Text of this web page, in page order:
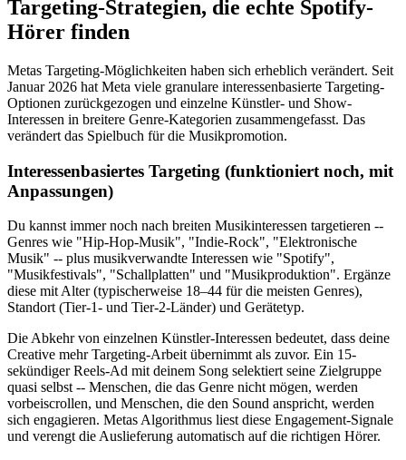
Targeting-Strategien, die echte Spotify-
Hörer finden
Metas Targeting-Möglichkeiten haben sich erheblich verändert. Seit
Januar 2026 hat Meta viele granulare interessenbasierte Targeting-
Optionen zurückgezogen und einzelne Künstler- und Show-
Interessen in breitere Genre-Kategorien zusammengefasst. Das
verändert das Spielbuch für die Musikpromotion.
Interessenbasiertes Targeting (funktioniert noch, mit
Anpassungen)
Du kannst immer noch nach breiten Musikinteressen targetieren --
Genres wie "Hip-Hop-Musik", "Indie-Rock", "Elektronische
Musik" -- plus musikverwandte Interessen wie "Spotify",
"Musikfestivals", "Schallplatten" und "Musikproduktion". Ergänze
diese mit Alter (typischerweise 18–44 für die meisten Genres),
Standort (Tier-1- und Tier-2-Länder) und Gerätetyp.
Die Abkehr von einzelnen Künstler-Interessen bedeutet, dass deine
Creative mehr Targeting-Arbeit übernimmt als zuvor. Ein 15-
sekündiger Reels-Ad mit deinem Song selektiert seine Zielgruppe
quasi selbst -- Menschen, die das Genre nicht mögen, werden
vorbeiscrollen, und Menschen, die den Sound anspricht, werden
sich engagieren. Metas Algorithmus liest diese Engagement-Signale
und verengt die Auslieferung automatisch auf die richtigen Hörer.